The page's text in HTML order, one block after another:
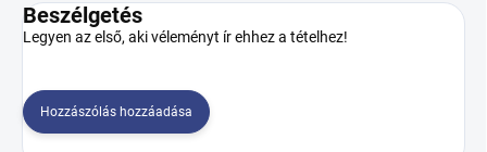
Beszélgetés
Legyen az első, aki véleményt ír ehhez a tételhez!
Hozzászólás hozzáadása